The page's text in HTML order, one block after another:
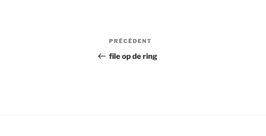
Navigation
de
Article
précédent
PRÉCÉDENT
file op de ring